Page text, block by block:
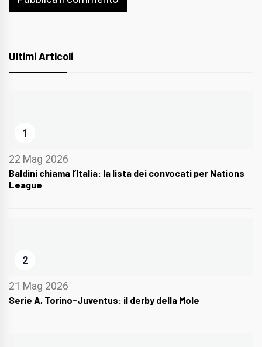
Ultimi Articoli
1
22 Mag 2026
Baldini chiama l’Italia: la lista dei convocati per Nations
League
2
21 Mag 2026
Serie A, Torino-Juventus: il derby della Mole